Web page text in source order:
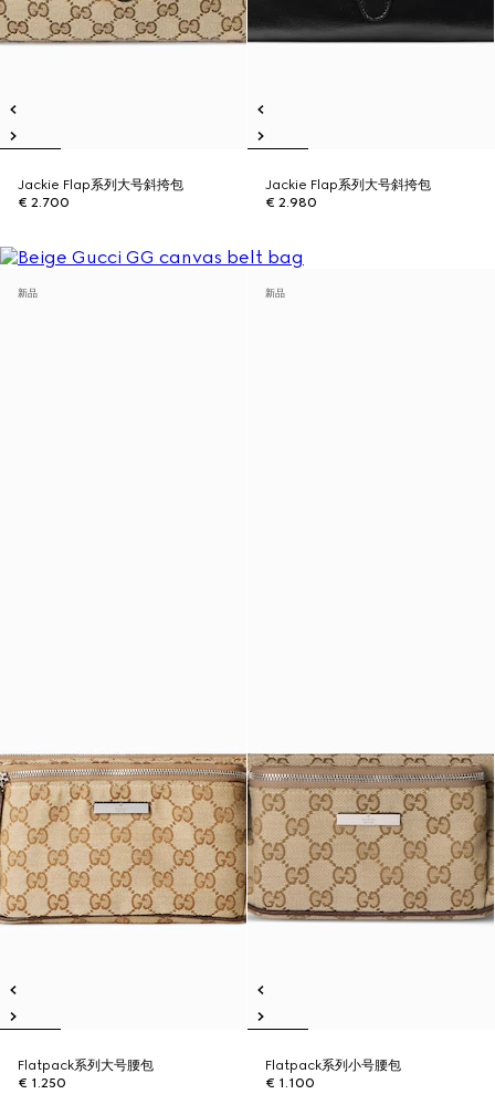
Jackie Flap系列大号斜挎包
€ 2.700
Jackie Flap系列大号斜挎包
€ 2.980
新品
Flatpack系列大号腰包
€ 1.250
新品
Flatpack系列小号腰包
€ 1.100